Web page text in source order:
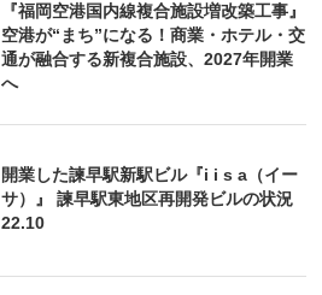
『福岡空港国内線複合施設増改築工事』
空港が“まち”になる！商業・ホテル・交
通が融合する新複合施設、2027年開業
へ
開業した諫早駅新駅ビル『i i s a（イー
サ）』 諫早駅東地区再開発ビルの状況
22.10